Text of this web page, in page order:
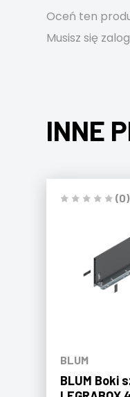
Oceń ten
Musisz się
INNE
(0)
BLUM
BLUM Boki